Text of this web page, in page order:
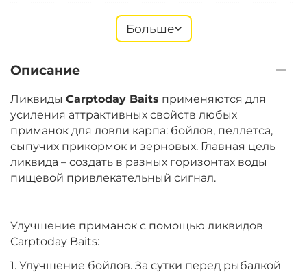
‍899‍ ₽‍1 058‍₽ +
−
Больше
Описание
Ликвиды Carptoday Baits применяются для
усиления аттрактивных свойств любых
приманок для ловли карпа: бойлов, пеллетса,
сыпучих прикормок и зерновых. Главная цель
ликвида – создать в разных горизонтах воды
пищевой привлекательный сигнал.
Улучшение приманок с помощью ликвидов
Carptoday Baits:
1. Улучшение бойлов. За сутки перед рыбалкой